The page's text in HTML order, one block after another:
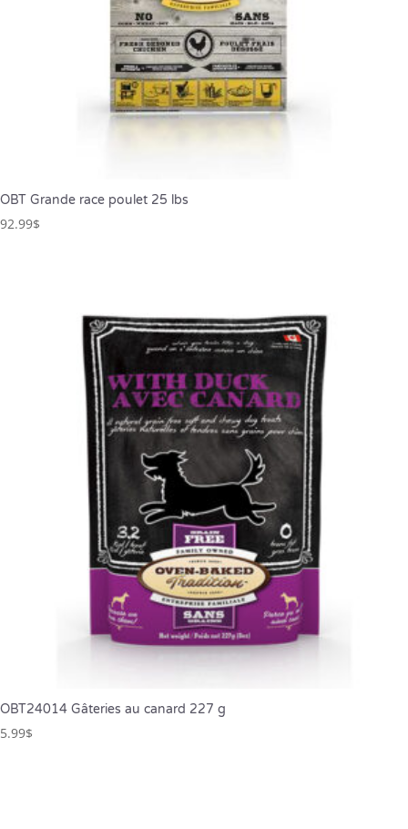
OBT Grande race poulet 25 lbs
92.99$
OBT24014 Gâteries au canard 227 g
5.99$